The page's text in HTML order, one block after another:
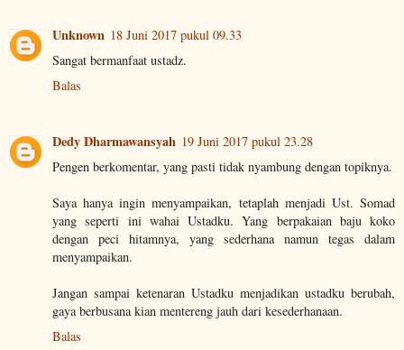
Unknown 18 Juni 2017 pukul 09.33
Sangat bermanfaat ustadz.
Balas
Dedy Dharmawansyah 19 Juni 2017 pukul 23.28
Pengen berkomentar, yang pasti tidak nyambung dengan topiknya.
Saya hanya ingin menyampaikan, tetaplah menjadi Ust. Somad
yang seperti ini wahai Ustadku. Yang berpakaian baju koko
dengan peci hitamnya, yang sederhana namun tegas dalam
menyampaikan.
Jangan sampai ketenaran Ustadku menjadikan ustadku berubah,
gaya berbusana kian mentereng jauh dari kesederhanaan.
Balas